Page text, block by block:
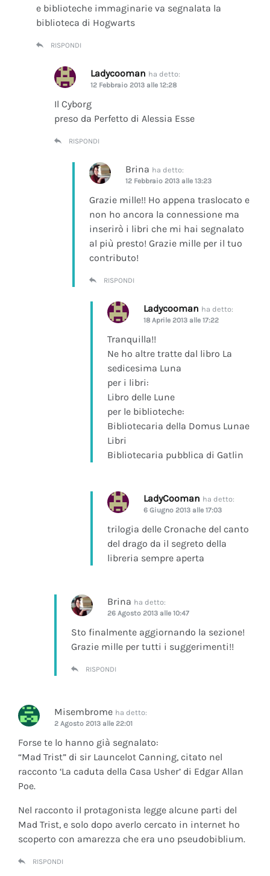
e biblioteche immaginarie va segnalata la
biblioteca di Hogwarts
RISPONDI
Ladycooman ha detto:
12 Febbraio 2013 alle 12:28
Il Cyborg
preso da Perfetto di Alessia Esse
RISPONDI
Brina ha detto:
12 Febbraio 2013 alle 13:23
Grazie mille!! Ho appena traslocato e
non ho ancora la connessione ma
inserirò i libri che mi hai segnalato
al più presto! Grazie mille per il tuo
contributo!
RISPONDI
Ladycooman ha detto:
18 Aprile 2013 alle 17:22
Tranquilla!!
Ne ho altre tratte dal libro La
sedicesima Luna
per i libri:
Libro delle Lune
per le biblioteche:
Bibliotecaria della Domus Lunae
Libri
Bibliotecaria pubblica di Gatlin
LadyCooman ha detto:
6 Giugno 2013 alle 17:03
trilogia delle Cronache del canto
del drago da il segreto della
libreria sempre aperta
Brina ha detto:
26 Agosto 2013 alle 10:47
Sto finalmente aggiornando la sezione!
Grazie mille per tutti i suggerimenti!!
RISPONDI
Misembrome ha detto:
2 Agosto 2013 alle 22:01
Forse te lo hanno già segnalato:
“Mad Trist” di sir Launcelot Canning, citato nel
racconto ‘La caduta della Casa Usher’ di Edgar Allan
Poe.
Nel racconto il protagonista legge alcune parti del
Mad Trist, e solo dopo averlo cercato in internet ho
scoperto con amarezza che era uno pseudobiblium.
RISPONDI